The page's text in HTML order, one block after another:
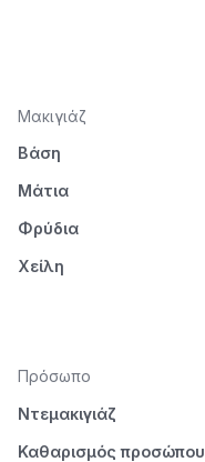
Μακιγιάζ
Βάση
Μάτια
Φρύδια
Χείλη
Πρόσωπο
Ντεμακιγιάζ
Καθαρισμός προσώπου